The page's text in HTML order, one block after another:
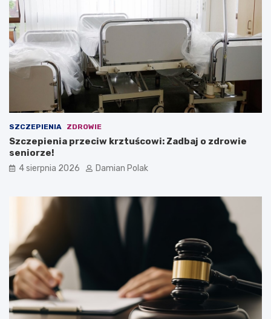
SZCZEPIENIA ZDROWIE
Szczepienia przeciw krztuścowi: Zadbaj o zdrowie
seniorze!
4 sierpnia 2026 Damian Polak